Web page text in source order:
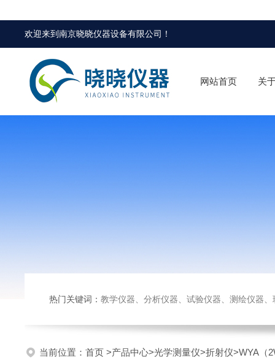
欢迎来到南京晓晓仪器设备有限公司 ！
网站首页 关
热门关键词： 教学仪器、分析仪器、试验仪器、测绘仪器、玻璃仪
当前位置： 首页 >产品中心>光学测量仪>折射仪>WYA（